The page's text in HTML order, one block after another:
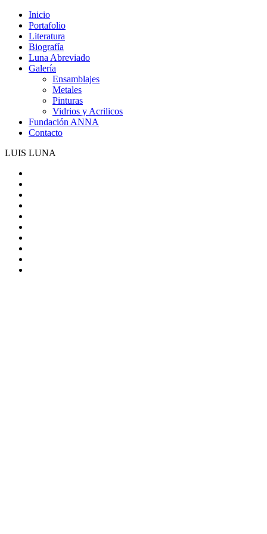
Inicio
Portafolio
Literatura
Biografía
Luna Abreviado
Galería
Ensamblajes
Metales
Pinturas
Vidrios y Acrilicos
Fundación ANNA
Contacto
LUIS LUNA